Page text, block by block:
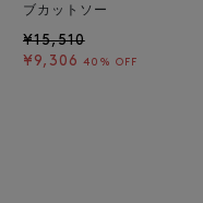
ブカットソー
¥15,510
¥9,306 40% OFF